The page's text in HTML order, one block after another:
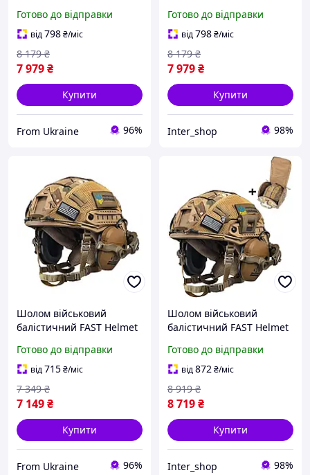
тактичні активні
навушники Walkers олива
+ кавер
Готово до відправки
від798₴/міс
7 979₴
8 179 ₴
Купити
From Ukraine 96%
тактичні навушники
Walkers та ліхтар койот
Готово до відправки
від798₴/міс
7 979₴
8 179 ₴
Купити
Inter_shop 98%
Шолом військовий
балістичний FAST Helmet
тактичні навушники
Walkers койот
Готово до відправки
від715₴/міс
7 149₴
7 349 ₴
Купити
From Ukraine 96%
Шолом військовий
балістичний FAST Helmet
тактичні навушники
Walkers та ліхтар на
шолом олива
Готово до відправки
від872₴/міс
8 719₴
8 919 ₴
Купити
Inter_shop 98%